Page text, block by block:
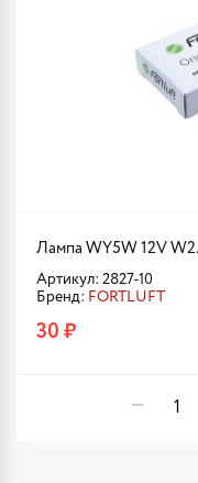
Лампа WY5W 12V
Артикул: 2827-10
Бренд: FORTLUFT
30 ₽